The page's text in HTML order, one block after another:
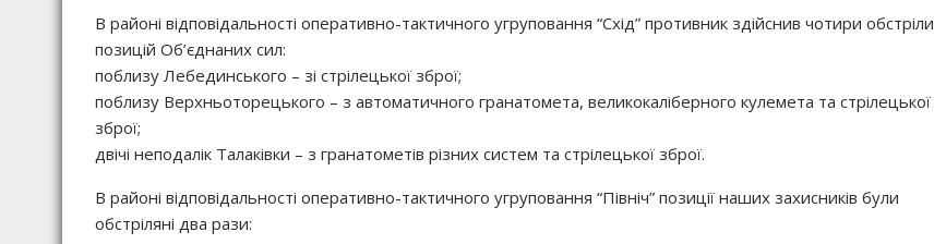
В районі відповідальності оперативно-тактичного угруповання “Схід” противник здійснив чотири обстріли
позицій Об’єднаних сил:
поблизу Лебединського – зі стрілецької зброї;
поблизу Верхньоторецького – з автоматичного гранатомета, великокаліберного кулемета та стрілецької
зброї;
двічі неподалік Талаківки – з гранатометів різних систем та стрілецької зброї.
В районі відповідальності оперативно-тактичного угруповання “Північ” позиції наших захисників були
обстріляні два рази: